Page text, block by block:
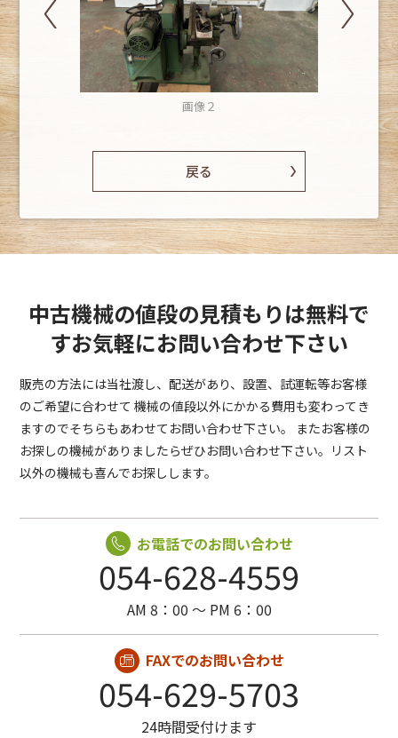
画像２
戻る
中古機械の値段の見積もりは無料で
すお気軽にお問い合わせ下さい
販売の方法には当社渡し、配送があり、設置、試運転等お客様
のご希望に合わせて 機械の値段以外にかかる費用も変わってき
ますのでそちらもあわせてお問い合わせ下さい。
またお客様の
お探しの機械がありましたらぜひお問い合わせ下さい。リスト
以外の機械も喜んでお探しします。
お電話でのお問い合わせ
054-628-4559
AM 8：00 〜 PM 6：00
FAXでのお問い合わせ
054-629-5703
24時間受付けます